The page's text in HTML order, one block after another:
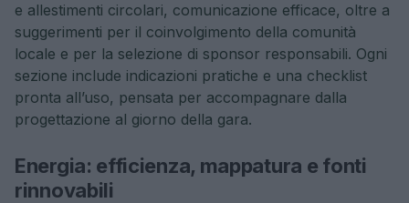
e allestimenti circolari, comunicazione efficace, oltre a
suggerimenti per il coinvolgimento della comunità
locale e per la selezione di sponsor responsabili. Ogni
sezione include indicazioni pratiche e una checklist
pronta all’uso, pensata per accompagnare dalla
progettazione al giorno della gara.
Energia: efficienza, mappatura e fonti
rinnovabili